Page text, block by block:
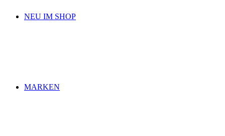
NEU IM SHOP
MARKEN